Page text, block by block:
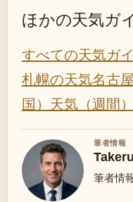
ほかの天気ガ
すべての天気ガ
札幌の天気名古
国） 天気（週間）
筆者情報
筆者情